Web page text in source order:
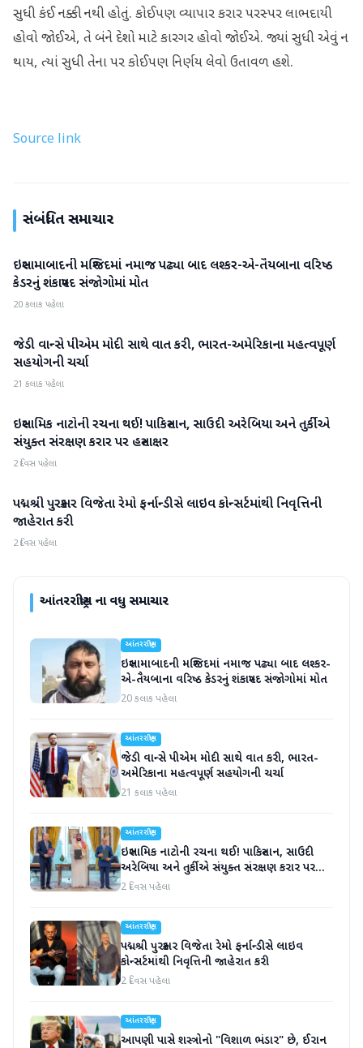
સુધી કંઈ નક્કી નથી હોતું. કોઈપણ વ્યાપાર કરાર પરસ્પર લાભદાયી
હોવો જોઈએ, તે બંને દેશો માટે કારગર હોવો જોઈએ. જ્યાં સુધી એવું ન
થાય, ત્યાં સુધી તેના પર કોઈપણ નિર્ણય લેવો ઉતાવળ હશે.
Source link
સંબંધિત સમાચાર
આંતરરાષ્ટ્રીય
ઇસ્લામાબાદની મસ્જિદમાં નમાજ પઢ્યા બાદ લશ્કર-એ-તૈયબાના વરિષ્ઠ
કેડરનું શંકાસ્પદ સંજોગોમાં મોત
20 કલાક પહેલા
આંતરરાષ્ટ્રીય
જેડી વાન્સે પીએમ મોદી સાથે વાત કરી, ભારત-અમેરિકાના મહત્વપૂર્ણ
સહયોગની ચર્ચા
21 કલાક પહેલા
આંતરરાષ્ટ્રીય
ઇસ્લામિક નાટોની રચના થઈ! પાકિસ્તાન, સાઉદી અરેબિયા અને તુર્કીએ
સંયુક્ત સંરક્ષણ કરાર પર હસ્તાક્ષર
2 દિવસ પહેલા
આંતરરાષ્ટ્રીય
પદ્મશ્રી પુરસ્કાર વિજેતા રેમો ફર્નાન્ડીસે લાઇવ કોન્સર્ટમાંથી નિવૃત્તિની
જાહેરાત કરી
2 દિવસ પહેલા
આંતરરાષ્ટ્રીયના વધુ સમાચાર
આંતરરાષ્ટ્રીય
ઇસ્લામાબાદની મસ્જિદમાં નમાજ પઢ્યા બાદ લશ્કર-
એ-તૈયબાના વરિષ્ઠ કેડરનું શંકાસ્પદ સંજોગોમાં મોત
20 કલાક પહેલા
આંતરરાષ્ટ્રીય
જેડી વાન્સે પીએમ મોદી સાથે વાત કરી, ભારત-
અમેરિકાના મહત્વપૂર્ણ સહયોગની ચર્ચા
21 કલાક પહેલા
આંતરરાષ્ટ્રીય
ઇસ્લામિક નાટોની રચના થઈ! પાકિસ્તાન, સાઉદી
અરેબિયા અને તુર્કીએ સંયુક્ત સંરક્ષણ કરાર પર
હસ્તાક્ષર
2 દિવસ પહેલા
આંતરરાષ્ટ્રીય
પદ્મશ્રી પુરસ્કાર વિજેતા રેમો ફર્નાન્ડીસે લાઇવ
કોન્સર્ટમાંથી નિવૃત્તિની જાહેરાત કરી
2 દિવસ પહેલા
આંતરરાષ્ટ્રીય
આપણી પાસે શસ્ત્રોનો "વિશાળ ભંડાર" છે, ઈરાન